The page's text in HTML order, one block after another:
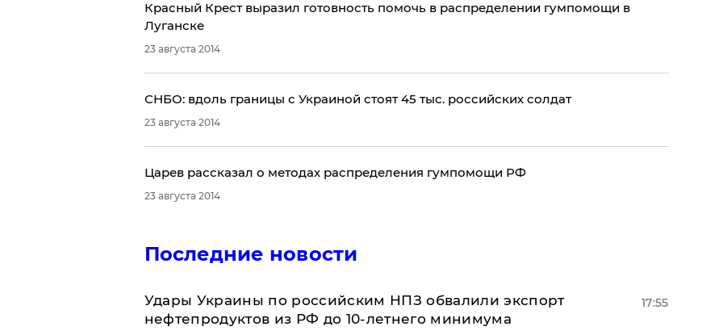
Красный Крест выразил готовность помочь в распределении гумпомощи в
Луганске
23 августа 2014
СНБО: вдоль границы с Украиной стоят 45 тыс. российских солдат
23 августа 2014
Царев рассказал о методах распределения гумпомощи РФ
23 августа 2014
Последние новости
Удары Украины по российским НПЗ обвалили экспорт
нефтепродуктов из РФ до 10-летнего минимума
17:55